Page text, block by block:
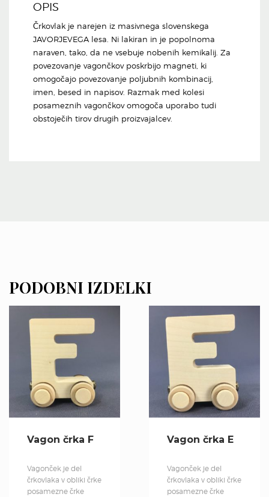
OPIS
Črkovlak je narejen iz masivnega slovenskega
JAVORJEVEGA lesa. Ni lakiran in je popolnoma
naraven, tako, da ne vsebuje nobenih kemikalij. Za
povezovanje vagončkov poskrbijo magneti, ki
omogočajo povezovanje poljubnih kombinacij,
imen, besed in napisov. Razmak med kolesi
posameznih vagončkov omogoča uporabo tudi
obstoječih tirov drugih proizvajalcev.
PODOBNI IZDELKI
Vagon črka F
Vagonček je del
črkovlaka v obliki črke
posamezne črke
Vagon črka E
Vagonček je del
črkovlaka v obliki črke
posamezne črke